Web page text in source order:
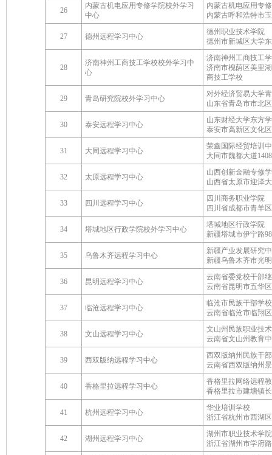
26
内蒙古机电应用专修学院校外学习
中心
内蒙古机电应用专
内蒙古呼和浩特市
27 德州远程学习中心
德州职业技术学院
德州市新城区大学
28
济南神州工商技工学校校外学习中
心
济南神州工商技工
济南市槐荫区美里
商技工学校
29 青岛研究院校外学习中心
对外经济贸易大学
山东省青岛市市北
30 泰安远程学习中心
山东财经大学东方
泰安市高新区文化
31 大同远程学习中心
荣鑫国际经贸培训
大同市魏都大道
32 太原远程学习中心
山西创新金融专修
山西省太原市迎泽
33 四川远程学习中心
四川商务职业学院
四川省成都市青羊
34 塔城地区行政学院校外学习中心
塔城地区行政学院
新疆塔城市伊宁路
35 乌鲁木齐远程学习中心
新疆产业发展研究
新疆乌鲁木齐市光
36 昆明远程学习中心
云南省委党校干部
云南省昆明市五华
37 临沧远程学习中心
临沧市民族干部学校
云南省临沧市临翔
38 文山远程学习中心
文山州民族职业技
云南省文山州教育
39 西双版纳远程学习中心
西双版纳州民族干
云南省西双版纳州
40 香格里拉远程学习中心
香格里拉网络远程
香格里拉市建塘镇
41 杭州远程学习中心
华业培训学校
浙江省杭州市西湖
42 湖州远程学习中心
湖州市职业技术学
浙江省湖州市学府